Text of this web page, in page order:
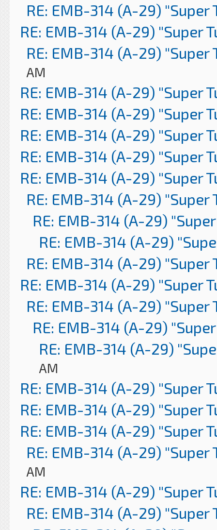
RE: EMB-314 (A-29) "Super
RE: EMB-314 (A-29) "Super
RE: EMB-314 (A-29) "Super
AM
RE: EMB-314 (A-29) "Super
RE: EMB-314 (A-29) "Super
RE: EMB-314 (A-29) "Super
RE: EMB-314 (A-29) "Super
RE: EMB-314 (A-29) "Super
RE: EMB-314 (A-29) "Super
RE: EMB-314 (A-29)
RE: EMB-314 (A-29)
RE: EMB-314 (A-29) "Super
RE: EMB-314 (A-29) "Super
RE: EMB-314 (A-29) "Super
RE: EMB-314 (A-29)
RE: EMB-314 (A-29)
AM
RE: EMB-314 (A-29) "Super
RE: EMB-314 (A-29) "Super
RE: EMB-314 (A-29) "Super
RE: EMB-314 (A-29) "Super
AM
RE: EMB-314 (A-29) "Super
RE: EMB-314 (A-29) "Super